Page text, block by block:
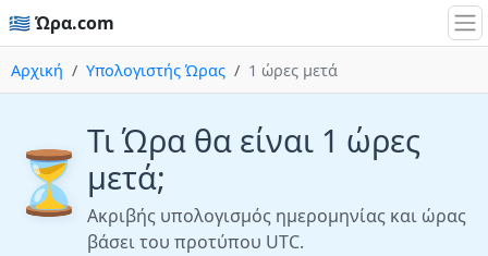
🇬🇷 Ώρα.com
Αρχική Υπολογιστής Ώρας 1 ώρες μετά
⏳ Τι Ώρα θα είναι 1 ώρες
μετά;
Ακριβής υπολογισμός ημερομηνίας και ώρας
βάσει του προτύπου UTC.